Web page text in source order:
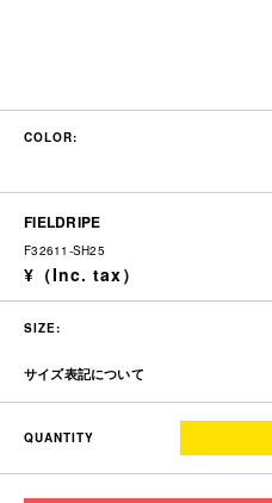
FIELDRIPE
F32611-SH25
COLOR:
SIZE:
サイズ表記について
着丈
72
QUANTITY